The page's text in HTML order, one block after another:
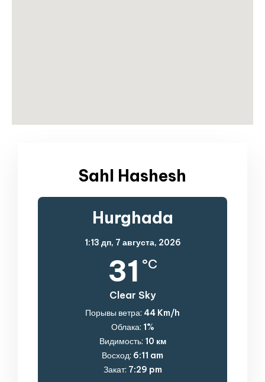
Sahl Hashesh
Hurghada
1:13 дп, 7 августа, 2026
31 °C
Clear Sky
Порывы ветра: 44 Km/h
Облака: 1%
Видимость: 10 км
Восход: 6:11 am
Закат: 7:29 pm